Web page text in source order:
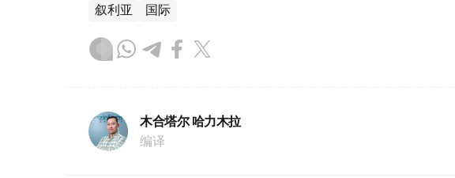
叙利亚 国际
木合塔尔 哈力木拉
编译